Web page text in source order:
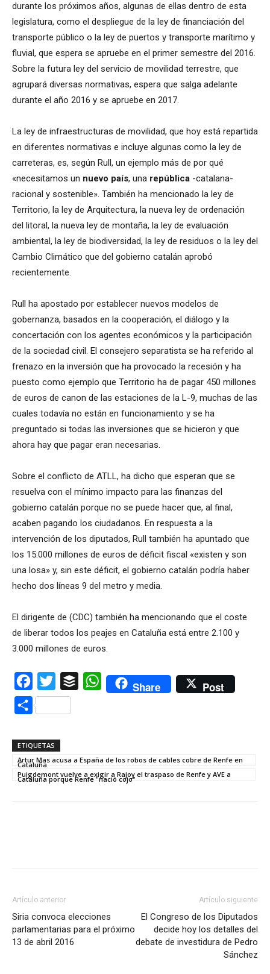
durante los próximos años, algunas de ellas dentro de esta
legislatura, como el despliegue de la ley de financiación del
transporte público o la ley de puertos y transporte marítimo y
fluvial, que espera se apruebe en el primer semestre del 2016.
Sobre la futura ley del servicio de movilidad terrestre, que
agrupará diversas normativas, espera que salga adelante
durante el año 2016 y se apruebe en 2017.
La ley de infraestructuras de movilidad, que hoy está repartida
en diferentes normativas e incluye algunas como la ley de
carreteras, es, según Rull, un ejemplo más de por qué
«necesitamos un nuevo país, una república -catalana-
racional y sostenible». También ha mencionado la ley de
Territorio, la ley de Arquitectura, la nueva ley de ordenación
del litoral, la nueva ley de montaña, la ley de evaluación
ambiental, la ley de biodiversidad, la ley de residuos o la ley del
Cambio Climático que del gobierno catalán aprobó
recientemente.
Rull ha apostado por establecer nuevos modelos de
gobernanza, basados en la cooperación, el diálogo y la
concertación con los agentes económicos y la participación
de la sociedad civil. El consejero separatista se ha referido al
frenazo en la inversión que ha provocado la recesión y ha
puesto como ejemplo que Territorio ha de pagar 450 millones
de euros de canon de las estaciones de la L-9, muchas de las
cuales todavía no están en funcionamiento y se ha
preguntado si todas las inversiones que se hicieron y que
ahora hay que pagar eran necesarias.
Sobre el conflicto de ATLL, ha dicho que esperan que se
resuelva con el mínimo impacto para las finanzas del
gobierno catalán porque no se puede hacer que, al final,
acaben pagando los ciudadanos. En respuesta a la
intervención de los diputados, Rull también ha apuntado que
los 15.000 millones de euros de déficit fiscal «existen y son
una losa» y, sin este déficit, el gobierno catalán podría haber
hecho dos líneas 9 del metro y media.
El dirigente de (CDC) también ha mencionando que el coste
de liberar todos los peajes en Cataluña está entre 2.100 y
3.000 millones de euros.
Facebook
Twitter Buffer WhatsAppShare Post
Compartir
ETIQUETAS
Artur Mas acusa a España de los robos de cables cobre de Renfe en
Cataluña
Puigdemont vuelve a exigir a Rajoy el traspaso de Renfe y AVE a
Cataluña porque Renfe "nació cojo"
Artículo anterior
Siria convoca elecciones
parlamentarias para el próximo
13 de abril 2016
Artículo siguiente
El Congreso de los Diputados
decide hoy los detalles del
debate de investidura de Pedro
Sánchez